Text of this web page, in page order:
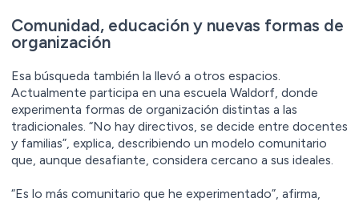
Comunidad, educación y nuevas formas de
organización
Esa búsqueda también la llevó a otros espacios.
Actualmente participa en una escuela Waldorf, donde
experimenta formas de organización distintas a las
tradicionales. “No hay directivos, se decide entre docentes
y familias”, explica, describiendo un modelo comunitario
que, aunque desafiante, considera cercano a sus ideales.
“Es lo más comunitario que he experimentado”, afirma,